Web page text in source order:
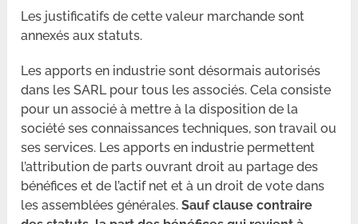
Les justificatifs de cette valeur marchande sont
annexés aux statuts.
Les apports en industrie sont désormais autorisés
dans les SARL pour tous les associés. Cela consiste
pour un associé à mettre à la disposition de la
société ses connaissances techniques, son travail ou
ses services. Les apports en industrie permettent
l’attribution de parts ouvrant droit au partage des
bénéfices et de l’actif net et à un droit de vote dans
les assemblées générales.Sauf clause contraire